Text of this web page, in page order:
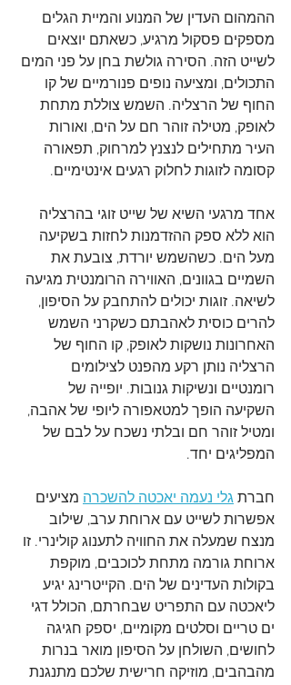
ההמהום העדין של המנוע והמיית הגלים
מספקים פסקול מרגיע, כשאתם יוצאים
לשייט הזה. הסירה גולשת בחן על פני המים
התכולים, ומציעה נופים פנורמיים של קו
החוף של הרצליה. השמש צוללת מתחת
לאופק, מטילה זוהר חם על הים, ואורות
העיר מתחילים לנצנץ למרחוק, תפאורה
קסומה לזוגות לחלוק רגעים אינטימיים.
אחד מרגעי השיא של שייט זוגי בהרצליה
הוא ללא ספק ההזדמנות לחזות בשקיעה
מעל הים. כשהשמש יורדת, צובעת את
השמיים בגוונים, האווירה הרומנטית מגיעה
לשיאה. זוגות יכולים להתחבק על הסיפון,
להרים כוסית לאהבתם כשקרני השמש
האחרונות נושקות לאופק, קו החוף של
הרצליה נותן רקע מהפנט לצילומים
רומנטיים ונשיקות גנובות. יופייה של
השקיעה הופך למטאפורה ליופי של אהבה,
ומטיל זוהר חם ובלתי נשכח על לבם של
המפליגים יחד.
חברת גלי נעמה יאכטה להשכרה מציעים
אפשרות לשייט עם ארוחת ערב, שילוב
מנצח שמעלה את החוויה לתענוג קולינרי. זו
ארוחת גורמה מתחת לכוכבים, מוקפת
בקולות העדינים של הים. הקייטרינג יגיע
ליאכטה עם התפריט שבחרתם, הכולל דגי
ים טריים וסלטים מקומיים, יספק חגיגה
לחושים, השולחן על הסיפון מואר בנרות
מהבהבים, מוזיקה חרישית שלכם מתנגנת